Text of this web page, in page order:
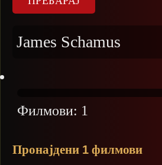
James Schamus
Филмови: 1
Пронајдени 1 филмови